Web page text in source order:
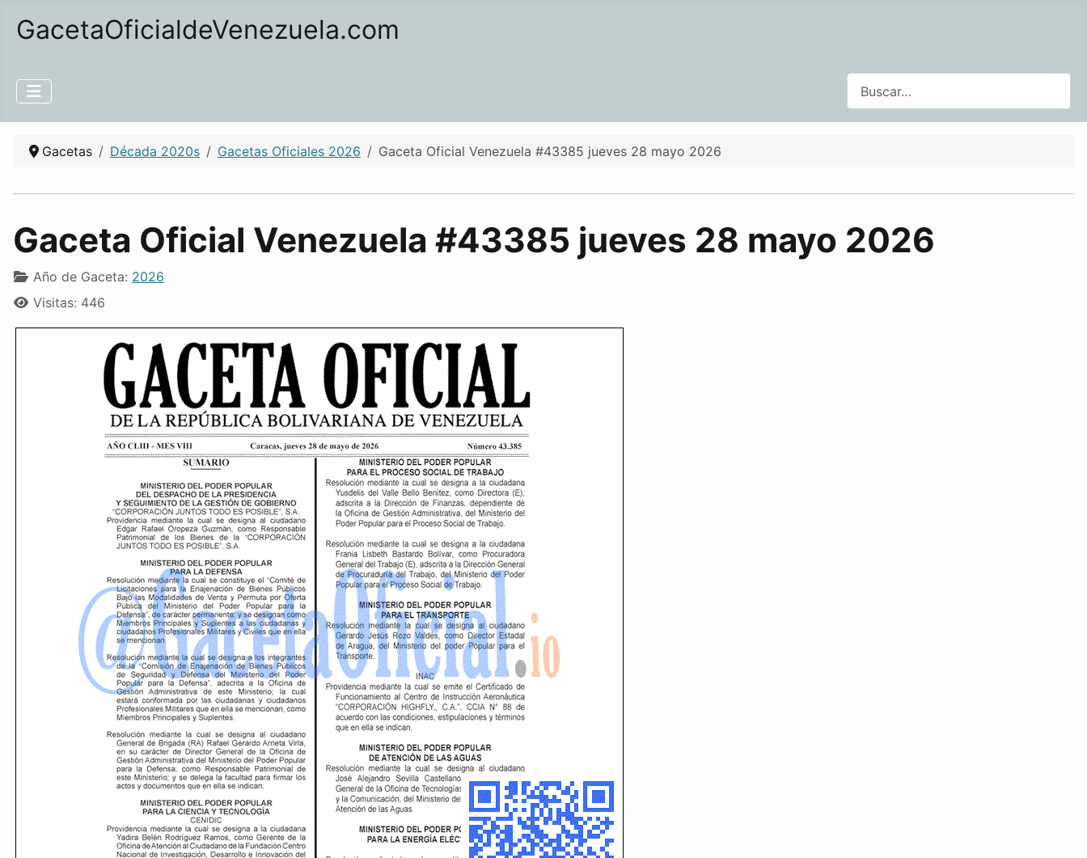
GacetaOficialdeVenezuela.com
Gacetas Década 2020s Gacetas Oficiales 2026 Gaceta Oficial Venezuela #43385 jueves 28 mayo 2026
Gaceta Oficial Venezuela #43385 jueves 28 mayo 2026
Año de Gaceta: 2026
Visitas: 446